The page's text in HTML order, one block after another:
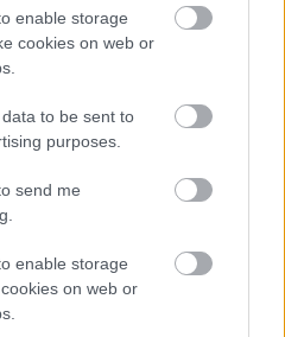
enable storage
cookies on web or
to be sent to
purposes.
send me
enable storage
on web or
pénzügyi ismereteit
programsorozat